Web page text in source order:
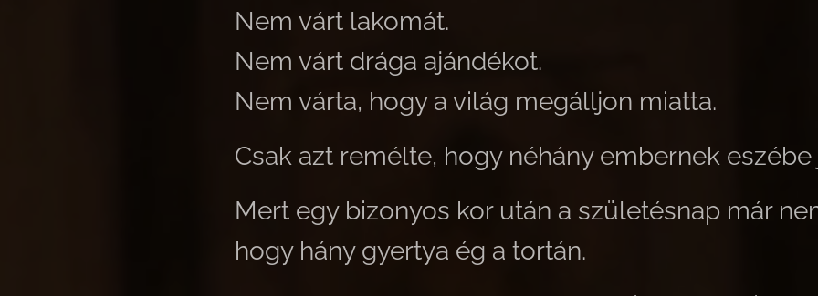
Nem várt lakomát.
Nem várt drága ajándékot.
Nem várta, hogy a világ megálljon miatta.
Csak azt remélte, hogy néhány embernek eszébe
Mert egy bizonyos kor után a születésnap már
hogy hány gyertya ég a tortán.